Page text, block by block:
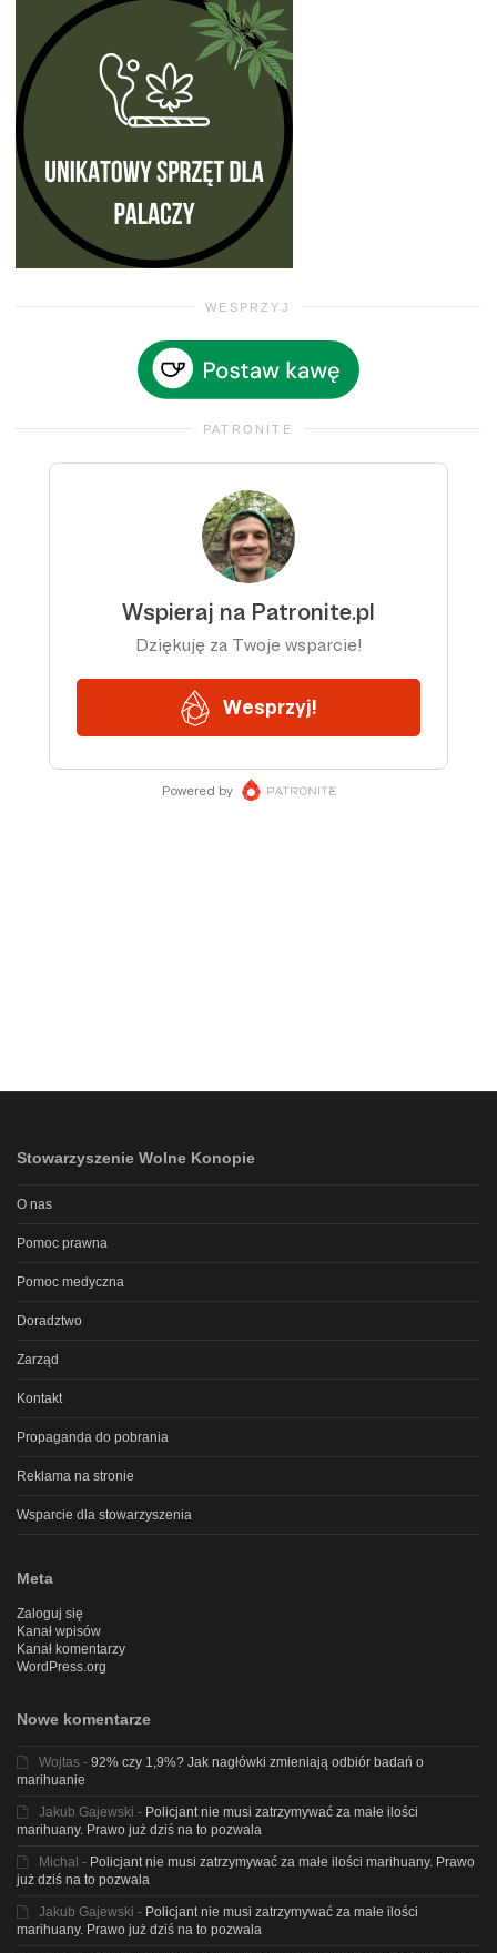
WESPRZYJ
PATRONITE
Stowarzyszenie Wolne Konopie
O nas
Pomoc prawna
Pomoc medyczna
Doradztwo
Zarząd
Kontakt
Propaganda do pobrania
Reklama na stronie
Wsparcie dla stowarzyszenia
Meta
Zaloguj się
Kanał wpisów
Kanał komentarzy
WordPress.org
Nowe komentarze
Wojtas - 92% czy 1,9%? Jak nagłówki zmieniają odbiór badań o
marihuanie
Jakub Gajewski - Policjant nie musi zatrzymywać za małe ilości
marihuany. Prawo już dziś na to pozwala
Michal - Policjant nie musi zatrzymywać za małe ilości marihuany. Prawo
już dziś na to pozwala
Jakub Gajewski - Policjant nie musi zatrzymywać za małe ilości
marihuany. Prawo już dziś na to pozwala